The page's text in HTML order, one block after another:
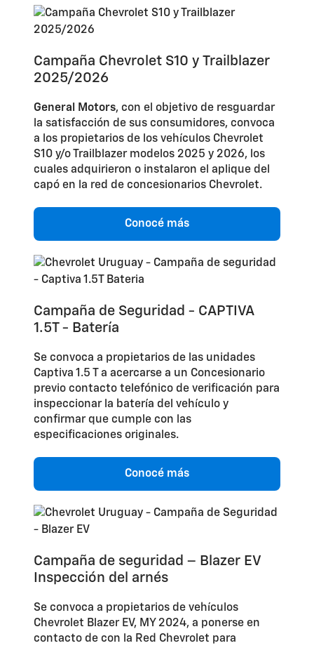
Campaña Chevrolet S10 y Trailblazer
2025/2026
General Motors, con el objetivo de resguardar
la satisfacción de sus consumidores, convoca
a los propietarios de los vehículos Chevrolet
S10 y/o Trailblazer modelos 2025 y 2026, los
cuales adquirieron o instalaron el aplique del
capó en la red de concesionarios Chevrolet.
Conocé más
Campaña de Seguridad - CAPTIVA
1.5T - Batería
Se convoca a propietarios de las unidades
Captiva 1.5 T a acercarse a un Concesionario
previo contacto telefónico de verificación para
inspeccionar la batería del vehículo y
confirmar que cumple con las
especificaciones originales.
Conocé más
Campaña de seguridad – Blazer EV
Inspección del arnés
Se convoca a propietarios de vehículos
Chevrolet Blazer EV, MY 2024, a ponerse en
contacto de con la Red Chevrolet para